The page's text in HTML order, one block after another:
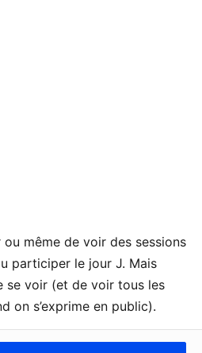
même de voir des sessions
participer le jour J. Mais
se voir (et de voir tous les
on s’exprime en public).